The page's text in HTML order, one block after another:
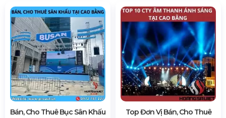
Bán, Cho Thuê Bục Sân Khấu
Top Đơn Vị Bán, Cho Thuê